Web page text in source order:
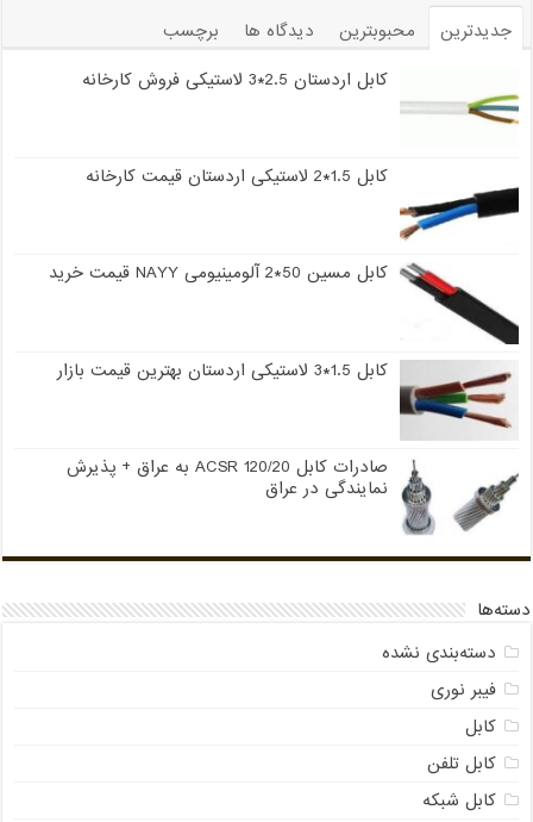
جدیدترین محبوبترین دیدگاه ها
برچسب
کابل اردستان 2.5*3 لاستیکی فروش کارخانه
کابل 1.5*2 لاستیکی اردستان قیمت کارخانه
کابل مسین 50*2 آلومینیومی NAYY قیمت خرید
کابل 1.5*3 لاستیکی اردستان بهترین قیمت بازار
صادرات کابل 120/20 ACSR به عراق + پذیرش
نمایندگی در عراق
دسته‌ها
دسته‌بندی نشده
فیبر نوری
کابل
کابل تلفن
کابل شبکه